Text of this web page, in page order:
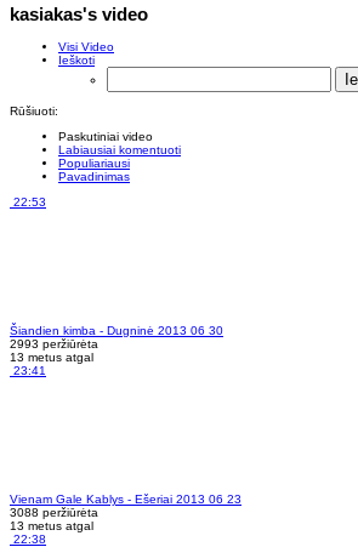
kasiakas's video
Visi Video
Ieškoti
Rūšiuoti:
Paskutiniai video
Labiausiai komentuoti
Populiariausi
Pavadinimas
22:53
Šiandien kimba - Dugninė 2013 06 30
2993 peržiūrėta
13 metus atgal
23:41
Vienam Gale Kablys - Ešeriai 2013 06 23
3088 peržiūrėta
13 metus atgal
22:38